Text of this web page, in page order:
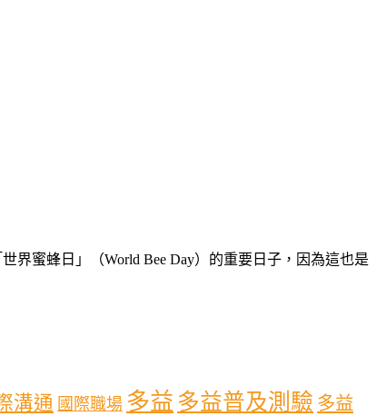
界蜜蜂日」（World Bee Day）的重要日子，因為這也是
溝通 國際職場 多益 多益普及測驗 多益